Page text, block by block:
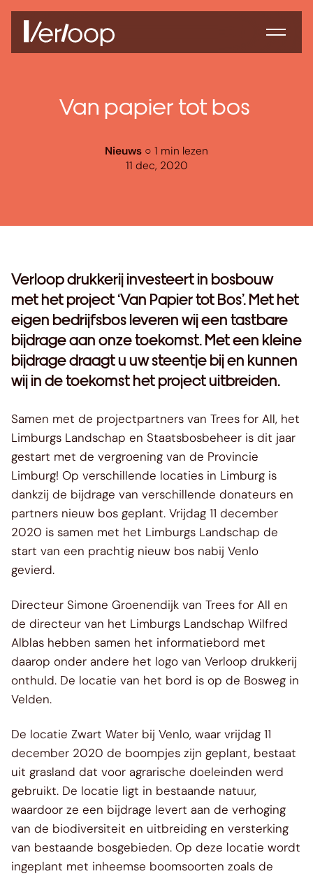
Van papier tot bos
Nieuws ○ 1 min lezen
11 dec, 2020
Verloop drukkerij investeert in bosbouw
met het project ‘Van Papier tot Bos’. Met het
eigen bedrijfsbos leveren wij een tastbare
bijdrage aan onze toekomst. Met een kleine
bijdrage draagt u uw steentje bij en kunnen
wij in de toekomst het project uitbreiden.
Samen met de projectpartners van Trees for All, het
Limburgs Landschap en Staatsbosbeheer is dit jaar
gestart met de vergroening van de Provincie
Limburg! Op verschillende locaties in Limburg is
dankzij de bijdrage van verschillende donateurs en
partners nieuw bos geplant. Vrijdag 11 december
2020 is samen met het Limburgs Landschap de
start van een prachtig nieuw bos nabij Venlo
gevierd.
Directeur Simone Groenendijk van Trees for All en
de directeur van het Limburgs Landschap Wilfred
Alblas hebben samen het informatiebord met
daarop onder andere het logo van Verloop drukkerij
onthuld. De locatie van het bord is op de Bosweg in
Velden.
De locatie Zwart Water bij Venlo, waar vrijdag 11
december 2020 de boompjes zijn geplant, bestaat
uit grasland dat voor agrarische doeleinden werd
gebruikt. De locatie ligt in bestaande natuur,
waardoor ze een bijdrage levert aan de verhoging
van de biodiversiteit en uitbreiding en versterking
van bestaande bosgebieden. Op deze locatie wordt
ingeplant met inheemse boomsoorten zoals de